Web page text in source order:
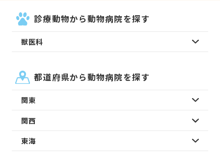
診療動物から動物病院を探す
獣医科
都道府県から動物病院を探す
関東
関西
東海